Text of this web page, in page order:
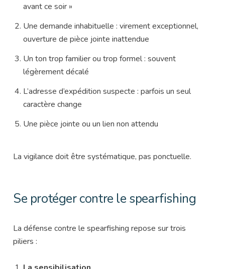
avant ce soir »
Une demande inhabituelle : virement exceptionnel,
ouverture de pièce jointe inattendue
Un ton trop familier ou trop formel : souvent
légèrement décalé
L’adresse d’expédition suspecte : parfois un seul
caractère change
Une pièce jointe ou un lien non attendu
La vigilance doit être systématique, pas ponctuelle.
Se protéger contre le spearfishing
La défense contre le spearfishing repose sur trois
piliers :